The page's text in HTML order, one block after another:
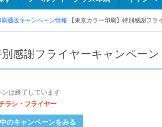
通販キャンペーン情報 【東京カラー印刷】特別感謝フラ
別感謝フライヤーキャンペーン
ンは終了しています
ラシ・フライヤー
のキャンペーンをみる